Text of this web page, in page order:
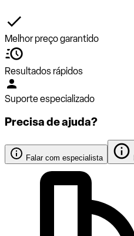
Melhor preço garantido
Resultados rápidos
Suporte especializado
Precisa de ajuda?
Falar com especialista